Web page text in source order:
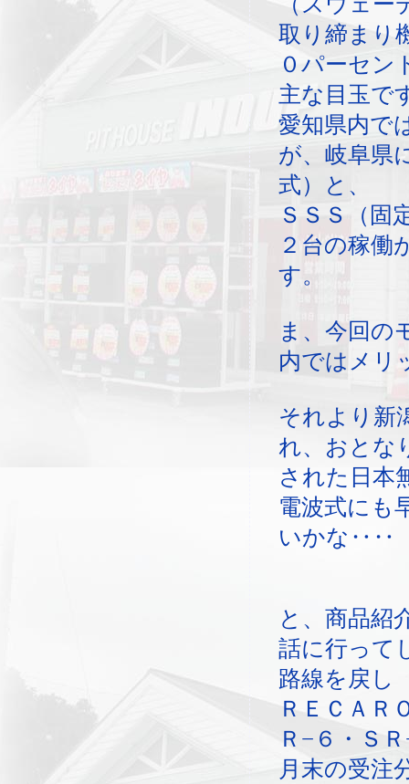
取り締まり
０パーセン
主な目玉で
愛知県内で
が、岐阜県
式）と、
ＳＳＳ（固
２台の稼働
す。
ま、今回の
内ではメリ
それより新
れ、おとな
された日本
電波式にも
いかな‥‥
と、商品紹
話に行って
路線を戻し
ＲＥＣＡＲ
Ｒ−６・Ｓ
月末の受注